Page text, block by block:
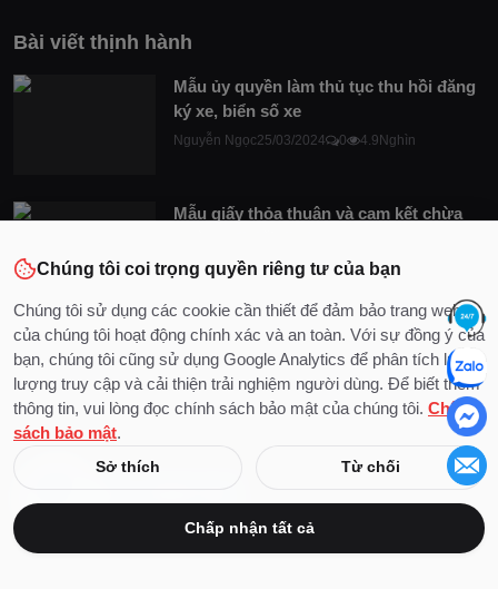
Bài viết thịnh hành
Mẫu ủy quyền làm thủ tục thu hồi đăng
ký xe, biển số xe
Nguyễn Ngọc25/03/2024 0 4.9Nghìn
Mẫu giấy thỏa thuận và cam kết chừa
Nguyễn Ngọc 16/11/2022 0 4.2Nghìn
Hợp đồng ủy quyền quản lý kinh doanh
Nguyễn Ngọc08/08/2022 0 2.7Nghìn
Chúng tôi coi trọng quyền riêng tư của bạn
Chúng tôi sử dụng các cookie cần thiết để đảm bảo trang web
của chúng tôi hoạt động chính xác và an toàn. Với sự đồng ý của
bạn, chúng tôi cũng sử dụng Google Analytics để phân tích lưu
lượng truy cập và cải thiện trải nghiệm người dùng. Để biết thêm
thông tin, vui lòng đọc chính sách bảo mật của chúng tôi. Chính
sách bảo mật.
Sở thích Từ chối
Chấp nhận tất cả